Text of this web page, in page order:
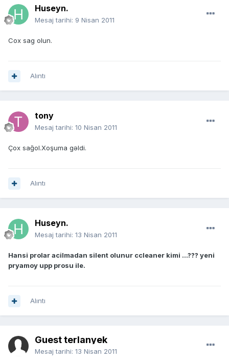
Huseyn.
Mesaj tarihi: 9 Nisan 2011
Cox sag olun.
Alıntı
tony
Mesaj tarihi: 10 Nisan 2011
Çox sağol.Xoşuma gəldi.
Alıntı
Huseyn.
Mesaj tarihi: 13 Nisan 2011
Hansi prolar acilmadan silent olunur ccleaner kimi ...??? yeni
pryamoy upp prosu ile.
Alıntı
Guest terlanyek
Mesaj tarihi: 13 Nisan 2011